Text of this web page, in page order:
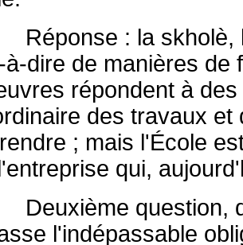
: la skholè,
dire de manières de
répondent à des
des travaux
; mais l'École
qui,
question,
l'indépassable